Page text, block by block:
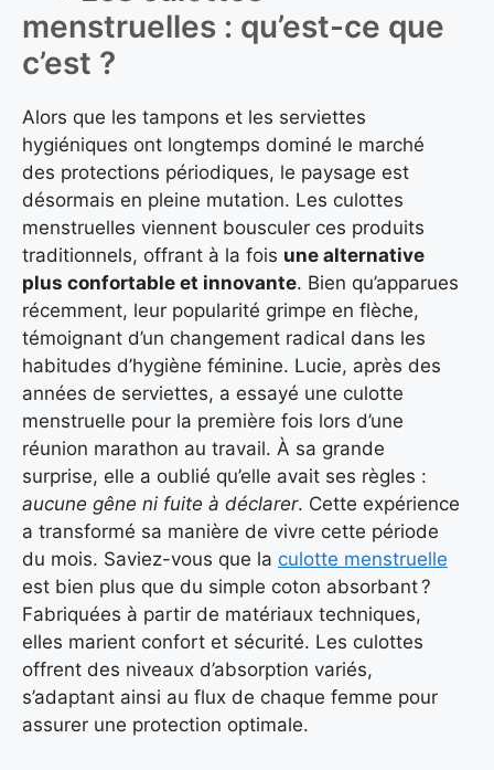
menstruelles : qu’est-ce que
c’est ?
Alors que les tampons et les serviettes
hygiéniques ont longtemps dominé le marché
des protections périodiques, le paysage est
désormais en pleine mutation. Les culottes
menstruelles viennent bousculer ces produits
traditionnels, offrant à la fois une alternative
plus confortable et innovante. Bien qu’apparues
récemment, leur popularité grimpe en flèche,
témoignant d’un changement radical dans les
habitudes d’hygiène féminine. Lucie, après des
années de serviettes, a essayé une culotte
menstruelle pour la première fois lors d’une
réunion marathon au travail. À sa grande
surprise, elle a oublié qu’elle avait ses règles :
aucune gêne ni fuite à déclarer. Cette expérience
a transformé sa manière de vivre cette période
du mois. Saviez-vous que la culotte menstruelle
est bien plus que du simple coton absorbant ?
Fabriquées à partir de matériaux techniques,
elles marient confort et sécurité. Les culottes
offrent des niveaux d’absorption variés,
s’adaptant ainsi au flux de chaque femme pour
assurer une protection optimale.